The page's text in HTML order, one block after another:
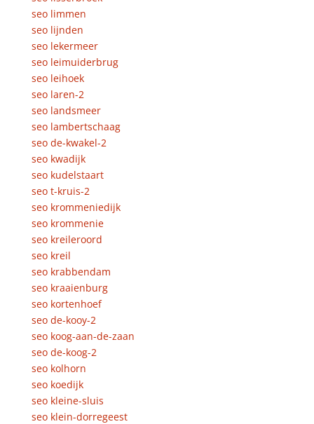
seo limmen
seo lijnden
seo lekermeer
seo leimuiderbrug
seo leihoek
seo laren-2
seo landsmeer
seo lambertschaag
seo de-kwakel-2
seo kwadijk
seo kudelstaart
seo t-kruis-2
seo krommeniedijk
seo krommenie
seo kreileroord
seo kreil
seo krabbendam
seo kraaienburg
seo kortenhoef
seo de-kooy-2
seo koog-aan-de-zaan
seo de-koog-2
seo kolhorn
seo koedijk
seo kleine-sluis
seo klein-dorregeest